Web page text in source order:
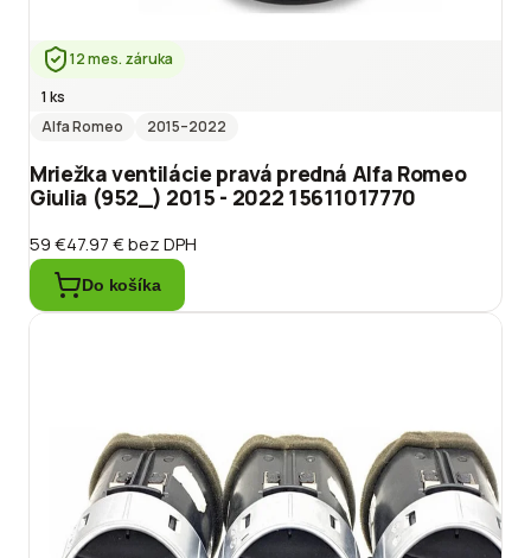
12 mes. záruka
1 ks
Alfa Romeo
2015–2022
Mriežka ventilácie pravá predná Alfa Romeo
Giulia (952_) 2015 - 2022 15611017770
59 €47.97 €bez DPH
Do košíka